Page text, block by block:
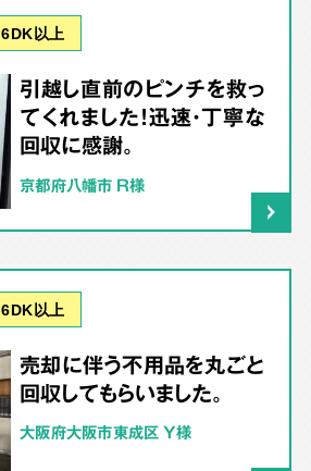
6DK以上
引越し直前のピンチを救っ
てくれました！迅速・丁寧な
回収に感謝。
京都府八幡市 R様
6DK以上
売却に伴う不用品を丸ごと
回収してもらいました。
大阪府大阪市東成区 Y様